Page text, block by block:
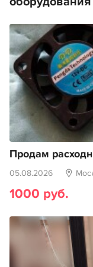
Продам
05.08.2026
1000 руб.